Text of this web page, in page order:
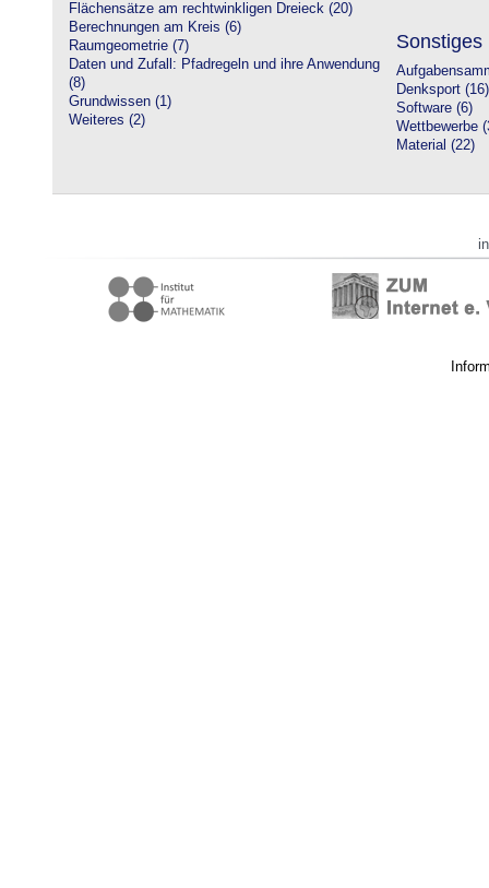
Flächensätze am rechtwinkligen Dreieck (20)
Berechnungen am Kreis (6)
Raumgeometrie (7)
Daten und Zufall: Pfadregeln und ihre Anwendung
(8)
Grundwissen (1)
Weiteres (2)
Sonstiges
Denksport (16)
Software (6)
Wettbewerbe
Material (22)